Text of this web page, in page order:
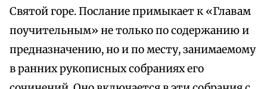
Святой горе. Послание примыкает к «Главам
поучительным» не только по содержанию и
предназначению, но и по месту, занимаемому
в ранних рукописных собраниях его